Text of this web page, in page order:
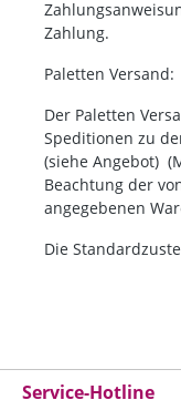
Zahlung.
Paletten Versand:
Der Paletten
Speditionen zu
(siehe Angebot)
Beachtung der
angegebenen
Die
Service-Hotline